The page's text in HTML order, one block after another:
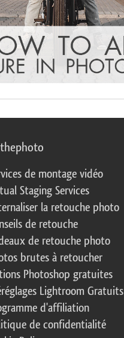
de montage vidéo
Staging Services
la retouche photo
de retouche
de retouche photo
brutes à retoucher
Photoshop gratuites
Lightroom Gratuits
d'affiliation
de confidentialité